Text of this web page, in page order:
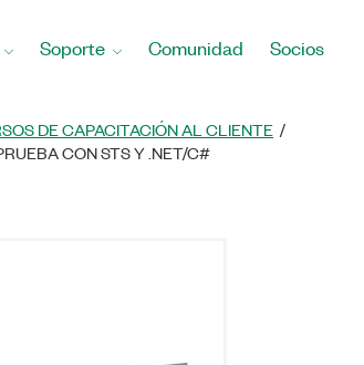
Soporte Comunidad Socios
DE CAPACITACIÓN AL CLIENTE
CON STS Y .NET/C#